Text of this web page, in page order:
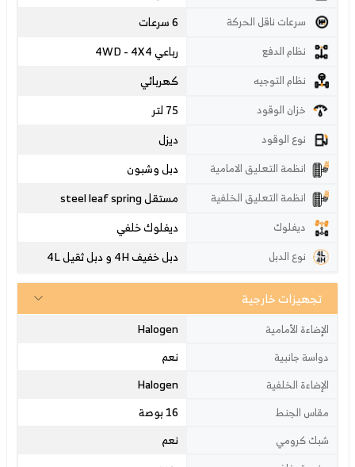
سرعات ناقل الحركة 6 سرعات
نظام الدفع رباعي 4WD - 4X4
نظام التوجيه كهربائي
خزان الوقود 75 لتر
نوع الوقود ديزل
انظمة التعليق الامامية دبل وشبون
انظمة التعليق الخلفية مستقل steel leaf spring
ديفلوك ديفلوك خلفي
نوع الدبل دبل خفيف 4H و دبل ثقيل 4L
تجهيزات خارجية
الإضاءة الأمامية Halogen
دواسة جانبية نعم
الإضاءة الخلفية Halogen
مقاس الجنط 16 بوصة
شبك كرومي نعم